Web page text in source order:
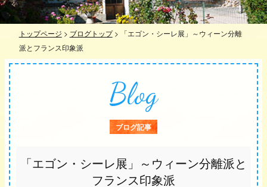
トップページ > ブログトップ>
「エゴン・シーレ展」～ウィーン分離
派とフランス印象派
Blog
ブログ記事
「エゴン・シーレ展」～ウィーン分離派と
フランス印象派